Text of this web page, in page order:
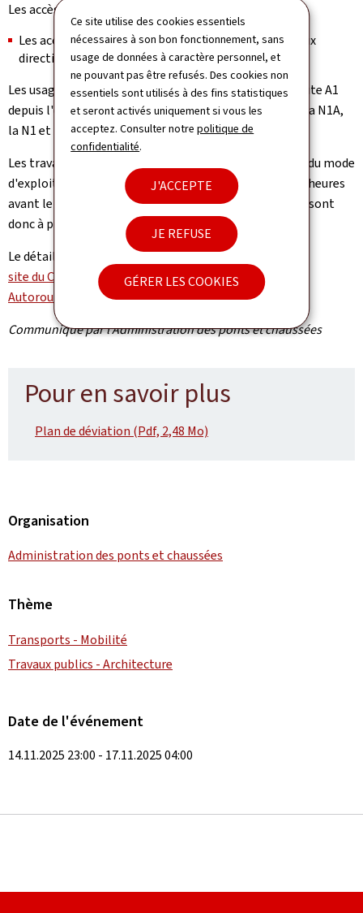
Ce site utilise des cookies essentiels
nécessaires à son bon fonctionnement, sans
usage de données à caractère personnel, et
ne pouvant pas être refusés. Des cookies non
essentiels sont utilisés à des fins statistiques
et seront activés uniquement si vous les
acceptez. Consulter notrepolitique de
confidentialité.
J'ACCEPTE
JE REFUSE
GÉRER LES COOKIES
Les accès suivants sont fermés:
Les accès de l'échangeur Hamm vers l'A1 dans les deux
directions
Les usagères et usagers souhaitant accéder à l'autoroute A1
depuis l'échangeur Hamm seront redirigés via la N2A, la N1A,
la N1 et l'échangeur Senningerberg.
Les travaux préparatoires nécessaires au changement du mode
d'exploitation de l'autoroute seront réalisés quelques heures
avant le début du chantier. Des perturbations du trafic sont
donc à prévoir dès le vendredi en fin d'après-midi.
Le détail des fermetures peut être consulté
site du CITA (Contrôle et Information du Trafic sur les
Autoroutes)
Communiqué par l'Administration des ponts et chaussées
Pour en savoir plus
Plan de déviation (Pdf, 2,48 Mo)
Organisation
Administration des ponts et chaussées
Thème
Transports - Mobilité
Travaux publics - Architecture
Date de l'événement
14.11.2025 23:00 - 17.11.2025 04:00